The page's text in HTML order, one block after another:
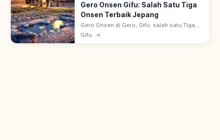
Gero Onsen Gifu: Salah Satu Tiga
Onsen Terbaik Jepang
Gero Onsen di Gero, Gifu: salah satu Tiga
Onsen Terbaik Jepang bersama Arima &
Gifu →